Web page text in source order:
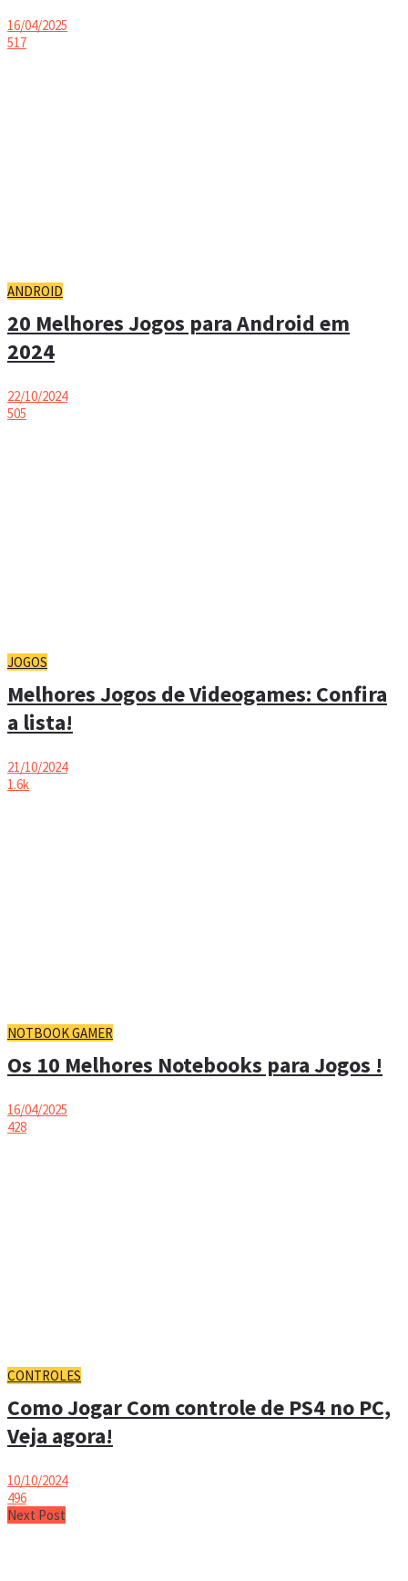
16/04/2025
517
ANDROID
20 Melhores Jogos para Android em
2024
22/10/2024
505
JOGOS
Melhores Jogos de Videogames: Confira
a lista!
21/10/2024
1.6k
NOTBOOK GAMER
Os 10 Melhores Notebooks para Jogos !
16/04/2025
428
CONTROLES
Como Jogar Com controle de PS4 no PC,
Veja agora!
10/10/2024
496
Next Post